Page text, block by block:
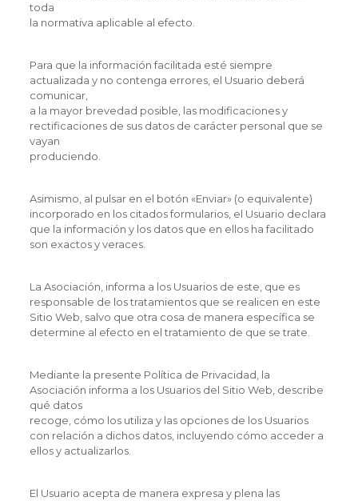
toda
la normativa aplicable al efecto.
Para que la información facilitada esté siempre
actualizada y no contenga errores, el Usuario deberá
comunicar,
a la mayor brevedad posible, las modificaciones y
rectificaciones de sus datos de carácter personal que se
vayan
produciendo.
Asimismo, al pulsar en el botón «Enviar» (o equivalente)
incorporado en los citados formularios, el Usuario declara
que la información y los datos que en ellos ha facilitado
son exactos y veraces.
La Asociación, informa a los Usuarios de este, que es
responsable de los tratamientos que se realicen en este
Sitio Web, salvo que otra cosa de manera específica se
determine al efecto en el tratamiento de que se trate.
Mediante la presente Política de Privacidad, la
Asociación informa a los Usuarios del Sitio Web, describe
qué datos
recoge, cómo los utiliza y las opciones de los Usuarios
con relación a dichos datos, incluyendo cómo acceder a
ellos y actualizarlos.
El Usuario acepta de manera expresa y plena las